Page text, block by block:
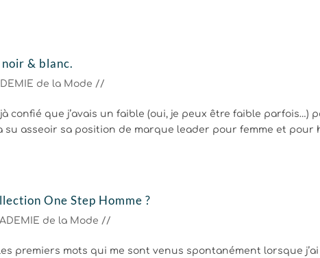
& blanc.
de la Mode //
confié que j’avais un faible (oui, je peux être faible parfois…)
su asseoir sa position de marque leader pour femme et pour
One Step Homme ?
de la Mode //
premiers mots qui me sont venus spontanément lorsque